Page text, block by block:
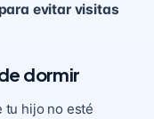
evitar visitas
dormir
tu hijo no esté